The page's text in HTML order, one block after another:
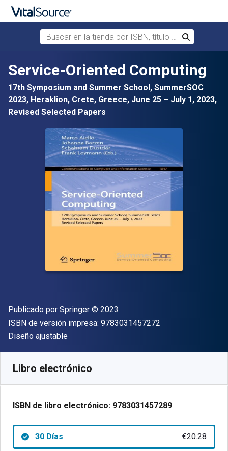
Saltar al contenido principal
Buscar en la tienda por ISBN, título o autor
Buscar
Service-Oriented Computing
17th Symposium and Summer School, SummerSOC
2023, Heraklion, Crete, Greece, June 25 – July 1, 2023,
Revised Selected Papers
Editorial
Publicado por Springer Copyright
© 2023
ISBN de versión impresa: 9783031457272
Formato
Diseño ajustable
Libro electrónico
ISBN de libro electrónico: 9783031457289
30 Días €20.28